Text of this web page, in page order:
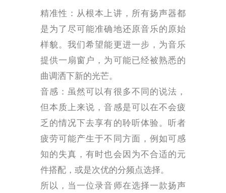
精准性：从根本上讲，所有扬声器都
是为了尽可能准确地还原音乐的原始
样貌。我们希望能更进一步，为音乐
提供一扇窗户，为可能已经被熟悉的
曲调洒下新的光芒。
音感：虽然可以有很多不同的说法，
但本质上来说，音感是可以在不会疲
乏的情况下去享有的聆听体验。听者
疲劳可能产生于不同方面，例如可感
知的失真，有时也会因为不合适的元
件搭配，或是次优的分频点选择。
所以，当一位录音师在选择一款扬声